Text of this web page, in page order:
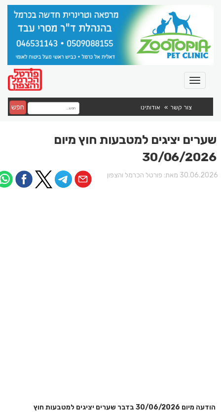
צור קשר אודותינו חפש
שערים יציגים למטבעות חוץ מיום
30/06/2026
מאת: פורטל הכרמל והצפון
הודעה מיום 30/06/2026 בדבר שערים יציגים למטבעות חוץ